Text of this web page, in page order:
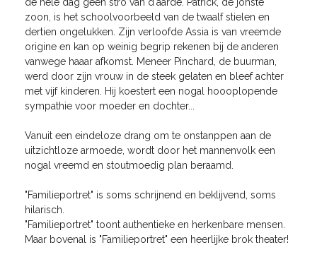
zoon, is het schoolvoorbeeld van de twaalf stielen en
dertien ongelukken. Zijn verloofde Assia is van vreemde
origine en kan op weinig begrip rekenen bij de anderen
vanwege haaar afkomst. Meneer Pinchard, de buurman,
werd door zijn vrouw in de steek gelaten en bleef achter
met vijf kinderen. Hij koestert een nogal hoooplopende
sympathie voor moeder en dochter...
Vanuit een eindeloze drang om te onstanppen aan de
uitzichtloze armoede, wordt door het mannenvolk een
nogal vreemd en stoutmoedig plan beraamd.
"Familieportret" is soms schrijnend en beklijvend, soms
hilarisch.
"Familieportret" toont authentieke en herkenbare mensen.
Maar bovenal is "Familieportret" een heerlijke brok theater!